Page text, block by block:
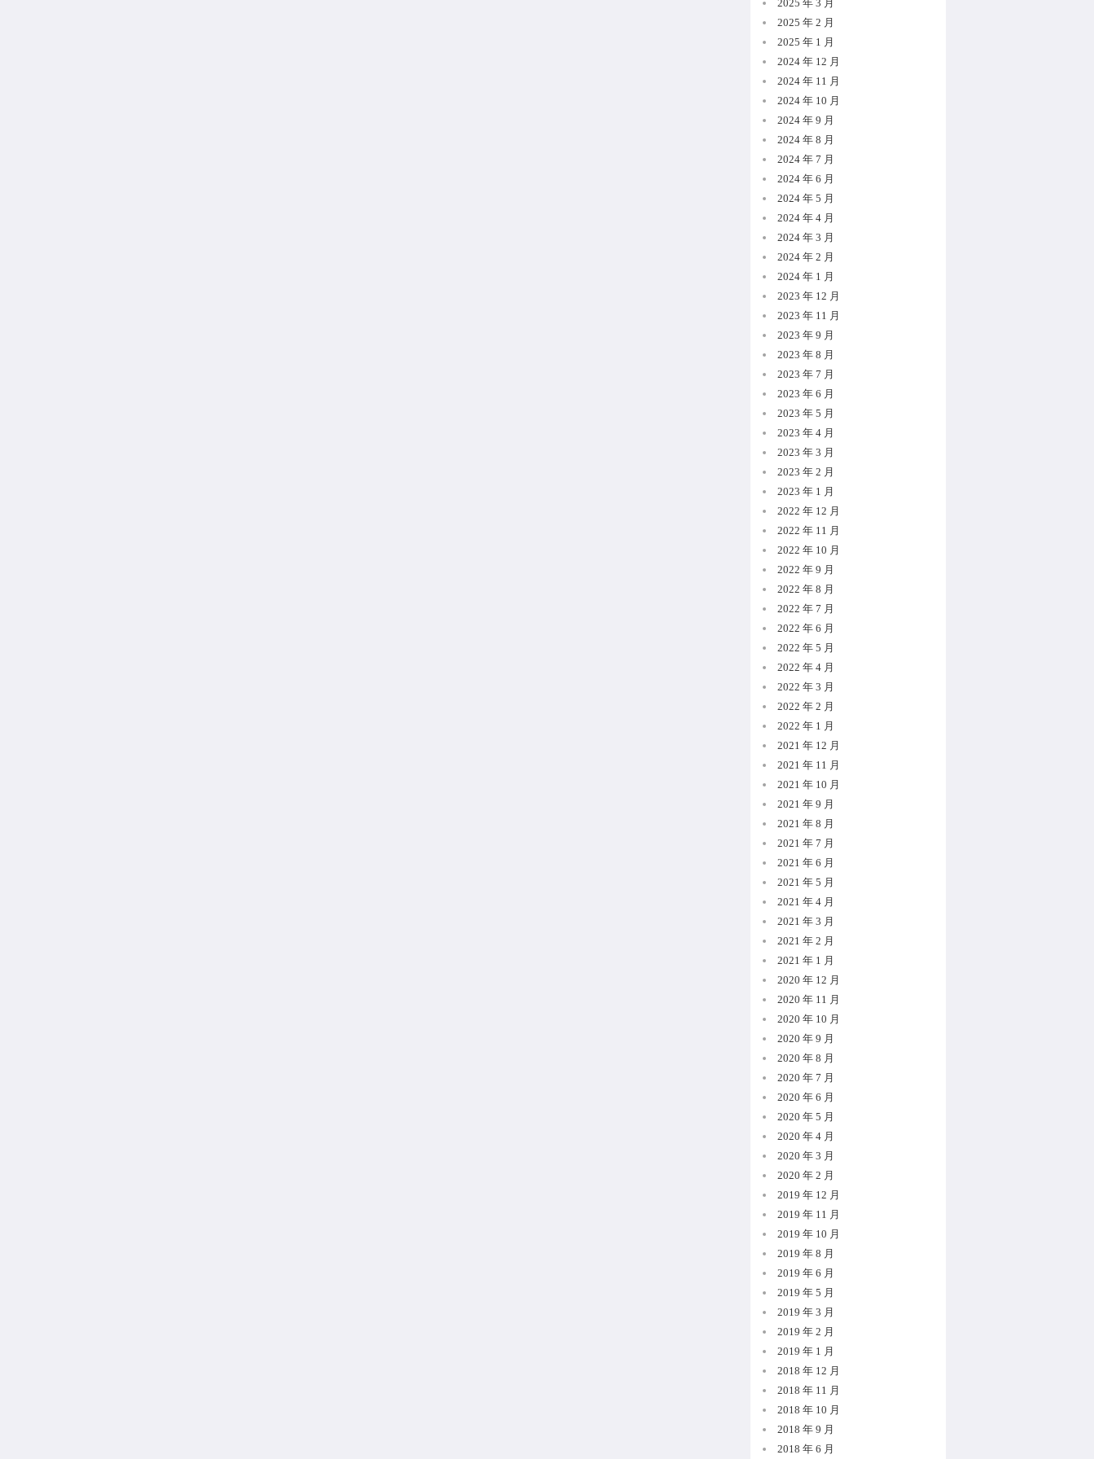
2025 年 3 月
2025 年 2 月
2025 年 1 月
2024 年 12 月
2024 年 11 月
2024 年 10 月
2024 年 9 月
2024 年 8 月
2024 年 7 月
2024 年 6 月
2024 年 5 月
2024 年 4 月
2024 年 3 月
2024 年 2 月
2024 年 1 月
2023 年 12 月
2023 年 11 月
2023 年 9 月
2023 年 8 月
2023 年 7 月
2023 年 6 月
2023 年 5 月
2023 年 4 月
2023 年 3 月
2023 年 2 月
2023 年 1 月
2022 年 12 月
2022 年 11 月
2022 年 10 月
2022 年 9 月
2022 年 8 月
2022 年 7 月
2022 年 6 月
2022 年 5 月
2022 年 4 月
2022 年 3 月
2022 年 2 月
2022 年 1 月
2021 年 12 月
2021 年 11 月
2021 年 10 月
2021 年 9 月
2021 年 8 月
2021 年 7 月
2021 年 6 月
2021 年 5 月
2021 年 4 月
2021 年 3 月
2021 年 2 月
2021 年 1 月
2020 年 12 月
2020 年 11 月
2020 年 10 月
2020 年 9 月
2020 年 8 月
2020 年 7 月
2020 年 6 月
2020 年 5 月
2020 年 4 月
2020 年 3 月
2020 年 2 月
2019 年 12 月
2019 年 11 月
2019 年 10 月
2019 年 8 月
2019 年 6 月
2019 年 5 月
2019 年 3 月
2019 年 2 月
2019 年 1 月
2018 年 12 月
2018 年 11 月
2018 年 10 月
2018 年 9 月
2018 年 6 月